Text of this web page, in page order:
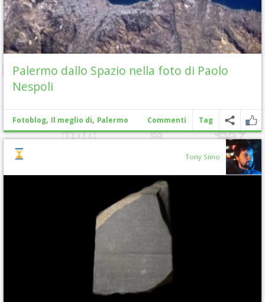
Palermo dallo Spazio nella foto di Paolo
Nespoli
Fotoblog, Il meglio di, Palermo Commenti Tag
Tony Siino